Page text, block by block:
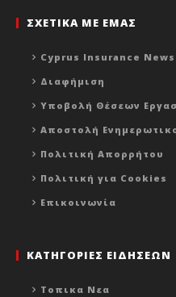
ΣΧΕΤΙΚΑ ΜΕ ΕΜΑΣ
Cyprus Insurance News
Διαφήμιση
Υποβολή Θέσεων
Αποστολή
Πολιτική Απορρήτου
Πολιτική για Cookies
Επικοινωνία
ΚΑΤΗΓΟΡΙΕΣ ΕΙΔΗΣΕΩΝ
Τοπικα Νεα